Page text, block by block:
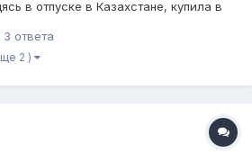
в отпуске в Казахстане, купила в
вернуть вещь. Магазин вещь без
что деньги на карту поступят в
3 ответа
2 )